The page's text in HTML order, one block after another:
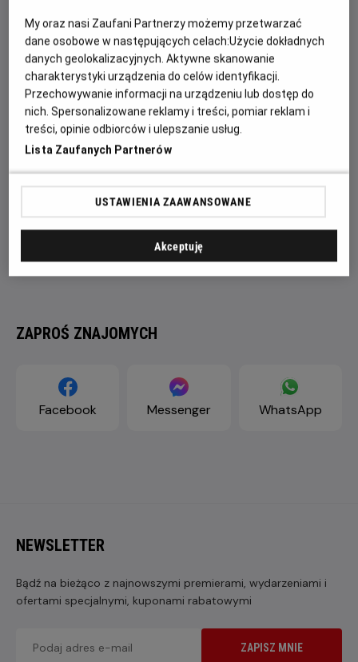
najintymniejszych szczegółów swojego małżeństwa, które
mogą zaważyć o wyroku. Proces, który nurtuje wszystkich,
toczy się również w głowach widzów, a pytanie jest
oczywiste i brzmi: "Czy to zrobiła?".
ZAPROŚ ZNAJOMYCH
Facebook Messenger WhatsApp
NEWSLETTER
Bądź na bieżąco z najnowszymi premierami, wydarzeniami i
ofertami specjalnymi, kuponami rabatowymi
ZAPISZ MNIE
My oraz nasi Zaufani Partnerzy możemy przetwarzać
dane osobowe w następujących celach:Użycie dokładnych
danych geolokalizacyjnych. Aktywne skanowanie
charakterystyki urządzenia do celów identyfikacji.
Przechowywanie informacji na urządzeniu lub dostęp do
nich. Spersonalizowane reklamy i treści, pomiar reklam i
treści, opinie odbiorców i ulepszanie usług.
Lista Zaufanych Partnerów
USTAWIENIA ZAAWANSOWANE
Akceptuję